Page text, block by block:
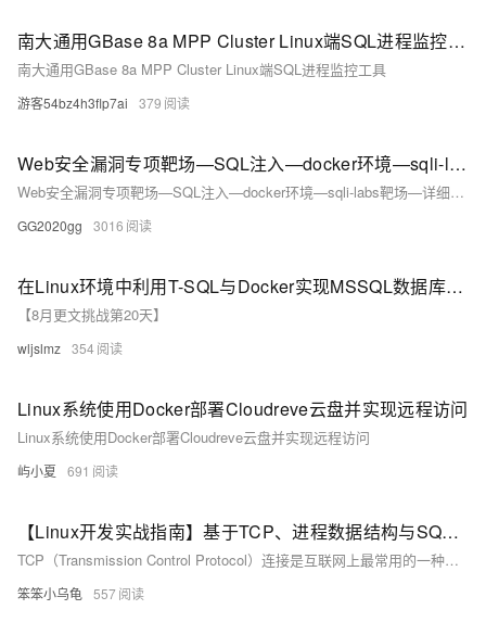
南大通用GBase 8a MPP Cluster Linux端SQL进程监控工具
南大通用GBase 8a MPP Cluster Linux端SQL进程监控工具
游客54bz4h3flp7ai 379
Web安全漏洞专项靶场—SQL注入—docker环境—sqli-labs靶场—详细通关指南
Web安全漏洞专项靶场—SQL注入—docker环境—sqli-labs靶场—详细通关指南
GG2020gg 3016
在Linux环境中利用T-SQL与Docker实现MSSQL数据库复制
【8月更文挑战第20天】
wljslmz 354
Linux系统使用Docker部署Cloudreve云盘并实现远程访问
Linux系统使用Docker部署Cloudreve云盘并实现远程访问
屿小夏 691
【Linux开发实战指南】基于TCP、进程数据结构与SQL数据库：构建在线云词典系统（含注册、登录、查询、历史记录管理功能及源码分享）
TCP（Transmission Control Protocol）连接是互联网上最常用的一种面向连接、可靠的、基于字节流的传输层通信协议。建立TCP连接需要经过著名的“三次握手”过程： 1. SYN（同步序列编号）：客户端发送一个SYN包给服务器，并进入SYN_SEND状态，等待服务器确认。 2. SYN-ACK：服务器收到SYN包后，回应一个SYN-ACK（SYN+ACKnowledgment）包，告诉客户端其接收到了请求，并同意建立连接，此时服务器进入SYN_RECV状态。 3. ACK（确认字符）：客户端收到服务器的SYN-ACK包后，发送一个ACK包给服务器，确认收到了服务器的确
笨笨小乌龟 557